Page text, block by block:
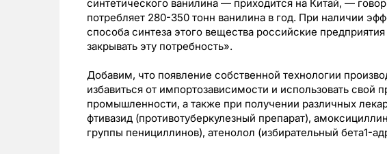
синтетического ванилина — приходится на Китай, —
потребляет 280-350 тонн ванилина в год. При наличии
способа синтеза этого вещества российские
закрывать эту потребность».
Добавим, что появление собственной технологии
избавиться от импортозависимости и использовать
промышленности, а также при получении различных
фтивазид (противотуберкулезный препарат),
группы пенициллинов), атенолол (избирательный бета1-